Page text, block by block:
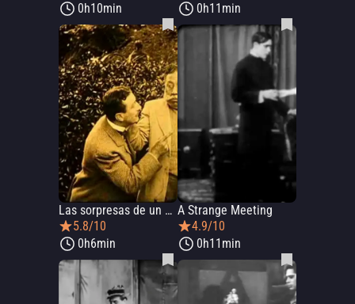
0h10min
0h11min
Las sorpresas de un flirt.
5.8/10
0h6min
A Strange Meeting
4.9/10
0h11min